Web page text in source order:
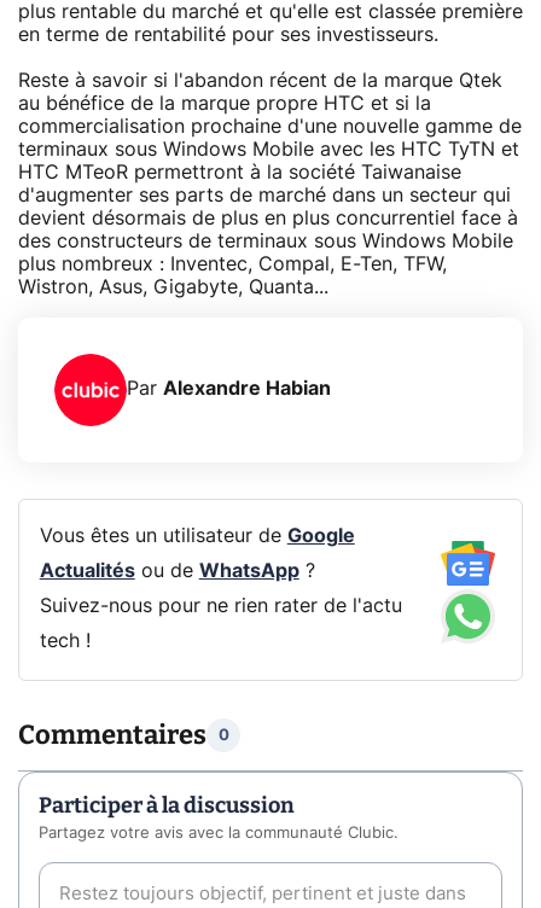
plus rentable du marché et qu'elle est classée première
en terme de rentabilité pour ses investisseurs.
Reste à savoir si l'abandon récent de la marque Qtek
au bénéfice de la marque propre HTC et si la
commercialisation prochaine d'une nouvelle gamme de
terminaux sous Windows Mobile avec les HTC TyTN et
HTC MTeoR permettront à la société Taiwanaise
d'augmenter ses parts de marché dans un secteur qui
devient désormais de plus en plus concurrentiel face à
des constructeurs de terminaux sous Windows Mobile
plus nombreux : Inventec, Compal, E-Ten, TFW,
Wistron, Asus, Gigabyte, Quanta...
Par Alexandre Habian
Vous êtes un utilisateur de Google
Actualitésou de WhatsApp?
Suivez-nous pour ne rien rater de l'actu
tech !
Commentaires 0
Participer à la discussion
Partagez votre avis avec la communauté Clubic.